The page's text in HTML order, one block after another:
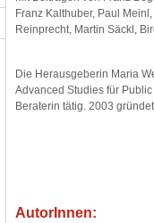
Franz Kalthuber, Paul
Reinprecht, Martin Säckl,
Die Herausgeberin Maria
Advanced Studies für
Beraterin tätig. 2003
AutorInnen: